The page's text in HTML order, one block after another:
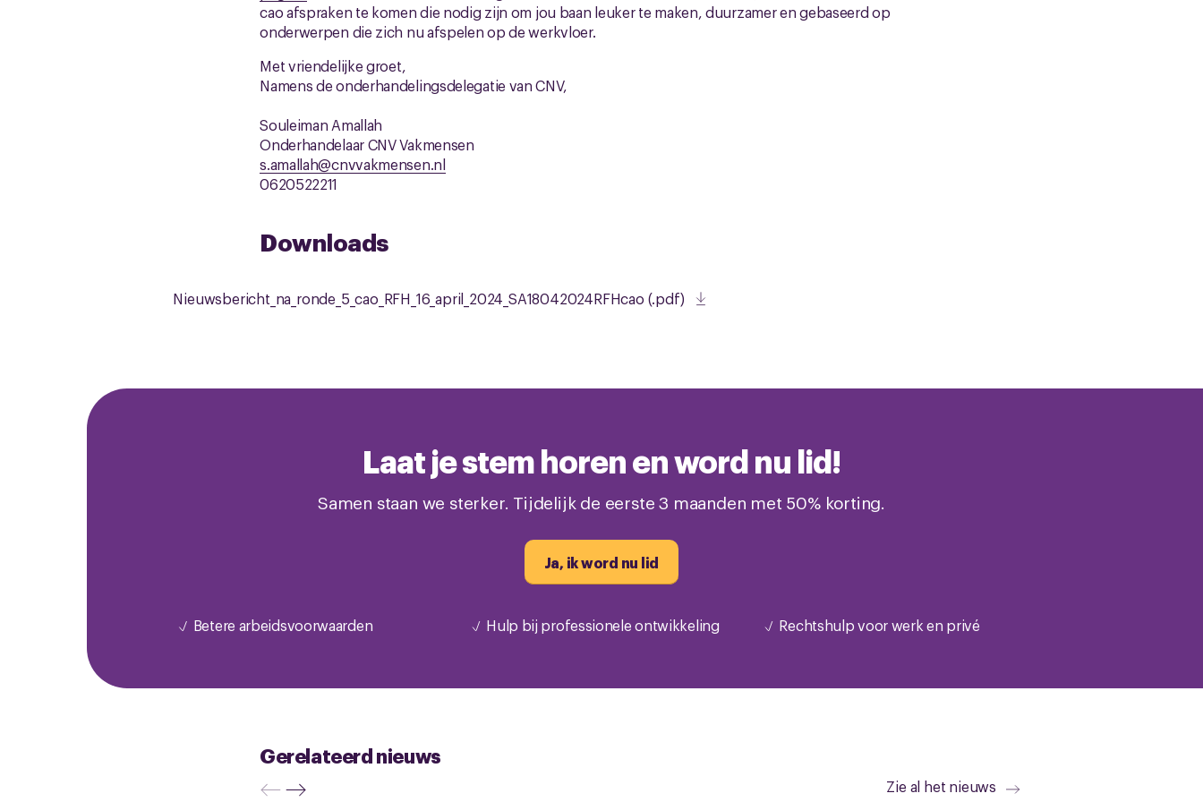
cao afspraken te komen die nodig zijn om jou baan leuker te maken, duurzamer en gebaseerd op
onderwerpen die zich nu afspelen op de werkvloer.
Met vriendelijke groet,
Namens de onderhandelingsdelegatie van CNV,
Souleiman Amallah
Onderhandelaar CNV Vakmensen
s.amallah@cnvvakmensen.nl
0620522211
Downloads
Nieuwsbericht_na_ronde_5_cao_RFH_16_april_2024_SA18042024RFHcao (.pdf)
Laat je stem horen en word nu lid!
Samen staan we sterker. Tijdelijk de eerste 3 maanden met 50% korting.
Ja, ik word nu lid
Betere arbeidsvoorwaarden Hulp bij professionele ontwikkeling Rechtshulp voor werk en privé
Gerelateerd nieuws
Zie al het nieuws